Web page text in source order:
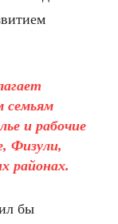
семьям
и рабочие
Физули,
районах.
бы